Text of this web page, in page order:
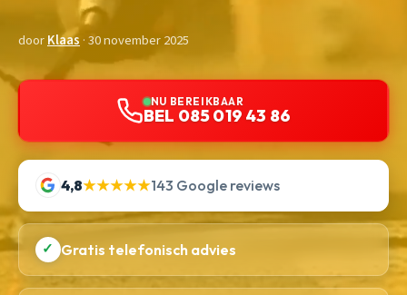
doorKlaas · 30 november 2025
NU BEREIKBAAR
BEL 085 019 43 86
4,8★★★★★143 Google reviews
✓ Gratis telefonisch advies